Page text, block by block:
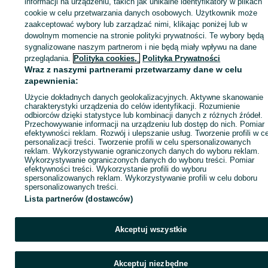
łyżka do tura 2.2
łyżka do tura 220
łyżka do tura 220 cm
łyżka do tura 1,8m
łyżka do tura 1,8
łyżka do tura 1.8
łyżka do tura 180
łyżka do tura 180 cm
łyżka do tura 1,6m
łyżka do tura 1,6
łyżka do tura 1.6
łyżka do tura 160
łyżka do tura 160 cm
łyżka do tura 1,4m
łyżka do tura 1,4
łyżka do tura 1.4
łyżka do tura 140
łyżka do tura 140 cm
łyżka do tura 1,2m
łyżka do tura 1.2
KATEGORIA
ID:813066960 Wyświetlenia:
Zadzwoń / SMS
cookie w celu przetwarzania danych osobowych. Użytkownik może
zaakceptować wybory lub zarządzać nimi, klikając poniżej lub w
dowolnym momencie na stronie polityki prywatności. Te wybory będą
sygnalizowane naszym partnerom i nie będą miały wpływu na dane
przeglądania. Polityka cookies, Polityka Prywatności
Wraz z naszymi partnerami przetwarzamy dane w celu
zapewnienia:
Użycie dokładnych danych geolokalizacyjnych. Aktywne skanowanie
charakterystyki urządzenia do celów identyfikacji. Rozumienie
odbiorców dzięki statystyce lub kombinacji danych z różnych źródeł.
Przechowywanie informacji na urządzeniu lub dostęp do nich. Pomiar
efektywności reklam. Rozwój i ulepszanie usług. Tworzenie profili w
personalizacji treści. Tworzenie profili w celu spersonalizowanych
reklam. Wykorzystywanie ograniczonych danych do wyboru reklam.
Wykorzystywanie ograniczonych danych do wyboru treści. Pomiar
efektywności treści. Wykorzystanie profili do wyboru
spersonalizowanych reklam. Wykorzystywanie profili w celu doboru
spersonalizowanych treści.
Lista partnerów (dostawców)
Akceptuj wszystkie
Akceptuj niezbędne